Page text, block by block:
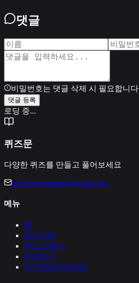
댓글
비밀번호는 댓글 삭제 시 필요합니다
댓글 등록
로딩 중...
퀴즈문
다양한 퀴즈를 만들고 풀어보세요
quizmoonteam@gmail.com
메뉴
홈
공지사항
퀴즈 만들기
문의하기
개인정보처리방침